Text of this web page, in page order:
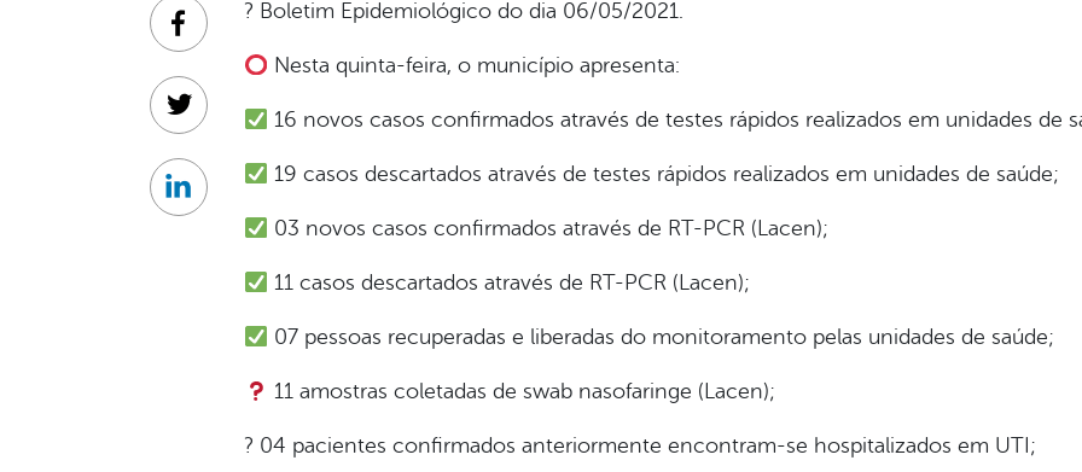
? Boletim Epidemiológico do dia 06/05/2021.
Nesta quinta-feira, o município apresenta:
16 novos casos confirmados através de testes rápidos realizados em unidades de
19 casos descartados através de testes rápidos realizados em unidades de saúde;
03 novos casos confirmados através de RT-PCR (Lacen);
11 casos descartados através de RT-PCR (Lacen);
07 pessoas recuperadas e liberadas do monitoramento pelas unidades de saúde;
11 amostras coletadas de swab nasofaringe (Lacen);
? 04 pacientes confirmados anteriormente encontram-se hospitalizados em UTI;
Facebook
Twitter
Linkedin